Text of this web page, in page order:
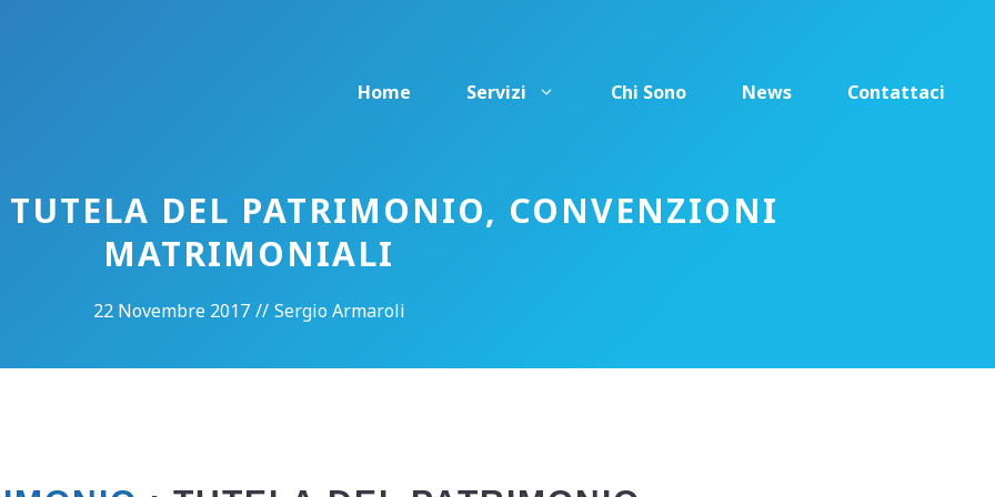
Home
Servizi Chi Sono News Contattaci
DEL PATRIMONIO, CONVENZIONI
MATRIMONIALI
22 Novembre 2017 // Sergio Armaroli